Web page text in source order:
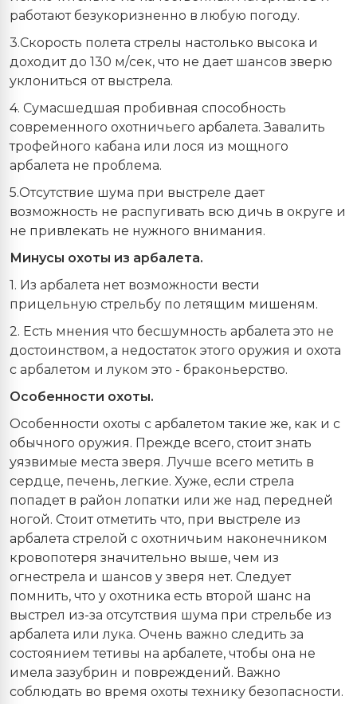
работают безукоризненно в любую погоду.
3.Скорость полета стрелы настолько высока и
доходит до 130 м/сек, что не дает шансов зверю
уклониться от выстрела.
4. Сумасшедшая пробивная способность
современного охотничьего арбалета. Завалить
трофейного кабана или лося из мощного
арбалета не проблема.
5.Отсутствие шума при выстреле дает
возможность не распугивать всю дичь в округе и
не привлекать не нужного внимания.
Минусы охоты из арбалета.
1. Из арбалета нет возможности вести
прицельную стрельбу по летящим мишеням.
2. Есть мнения что бесшумность арбалета это не
достоинством, а недостаток этого оружия и охота
с арбалетом и луком это - браконьерство.
Особенности охоты.
Особенности охоты с арбалетом такие же, как и с
обычного оружия. Прежде всего, стоит знать
уязвимые места зверя. Лучше всего метить в
сердце, печень, легкие. Хуже, если стрела
попадет в район лопатки или же над передней
ногой. Стоит отметить что, при выстреле из
арбалета стрелой с охотничьим наконечником
кровопотеря значительно выше, чем из
огнестрела и шансов у зверя нет. Следует
помнить, что у охотника есть второй шанс на
выстрел из-за отсутствия шума при стрельбе из
арбалета или лука. Очень важно следить за
состоянием тетивы на арбалете, чтобы она не
имела зазубрин и повреждений. Важно
соблюдать во время охоты технику безопасности.